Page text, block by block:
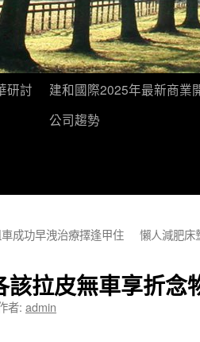
研討
建和國際2025年最新商業
公司趨勢
成功早洩治療擇逢甲住
懶人減肥床
該拉皮無車享折念
者: admin